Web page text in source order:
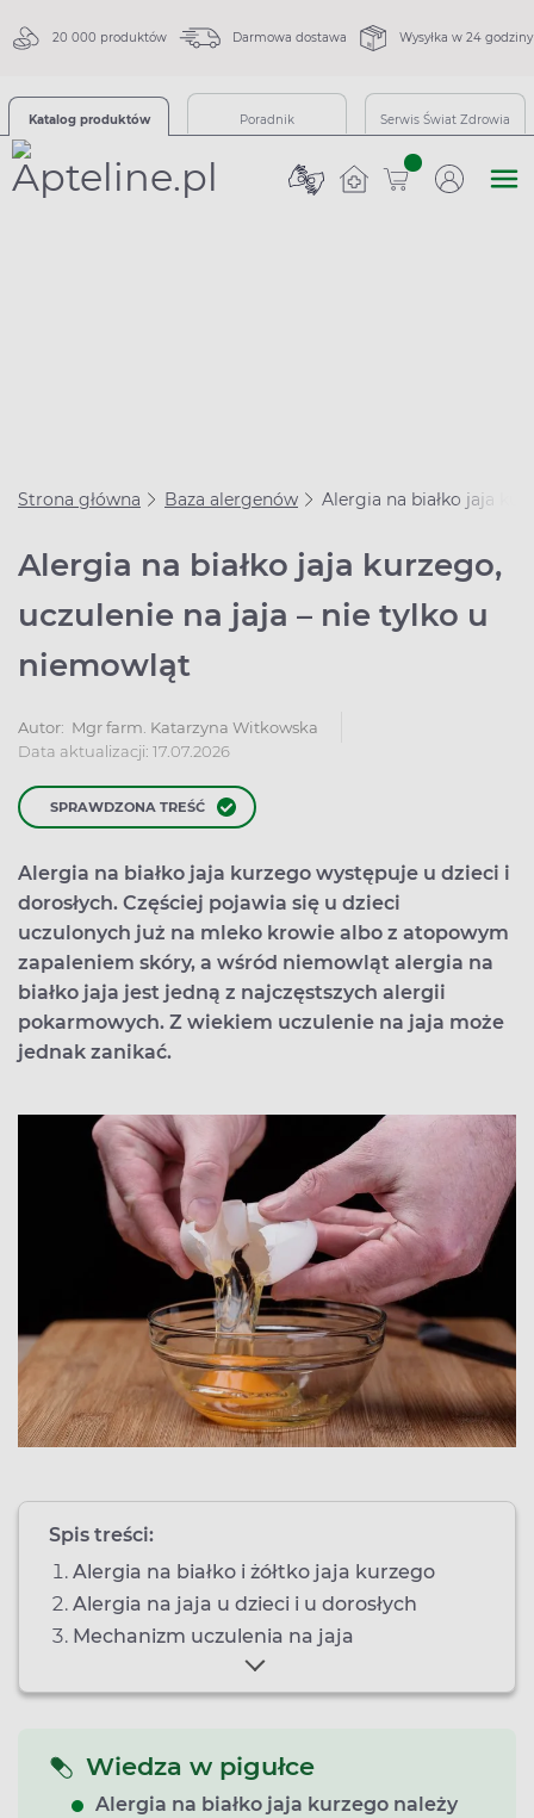
20 000 produktów Darmowa dostawa Wysyłka w 24 godziny
Katalog produktów Poradnik Serwis Świat Zdrowia
sztuk
Strona główna Baza alergenów Alergia na białko jaja
Alergia na białko jaja kurzego,
uczulenie na jaja – nie tylko u
niemowląt
Autor: Mgr farm. Katarzyna Witkowska
Data aktualizacji: 17.07.2026
SPRAWDZONA TREŚĆ
Alergia na białko jaja kurzego występuje u dzieci i
dorosłych. Częściej pojawia się u dzieci
uczulonych już na mleko krowie albo z atopowym
zapaleniem skóry, a wśród niemowląt alergia na
białko jaja jest jedną z najczęstszych alergii
pokarmowych. Z wiekiem uczulenie na jaja może
jednak zanikać.
Spis treści:
Alergia na białko i żółtko jaja kurzego
Alergia na jaja u dzieci i u dorosłych
Mechanizm uczulenia na jaja
Wiedza w pigułce
Alergia na białko jaja kurzego należy